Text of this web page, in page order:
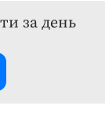
за день